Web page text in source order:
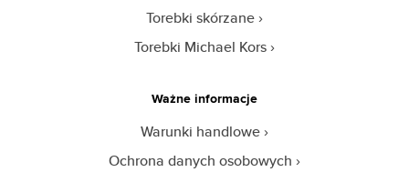
Torebki skórzane
Torebki Michael Kors
Ważne informacje
Warunki handlowe
Ochrona danych osobowych